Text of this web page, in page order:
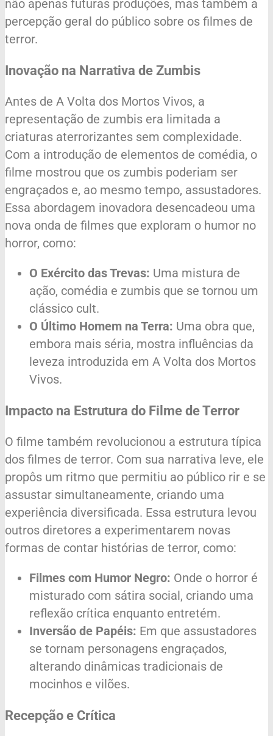
não apenas futuras produções, mas também a
percepção geral do público sobre os filmes de
terror.
Inovação na Narrativa de Zumbis
Antes de A Volta dos Mortos Vivos, a
representação de zumbis era limitada a
criaturas aterrorizantes sem complexidade.
Com a introdução de elementos de comédia, o
filme mostrou que os zumbis poderiam ser
engraçados e, ao mesmo tempo, assustadores.
Essa abordagem inovadora desencadeou uma
nova onda de filmes que exploram o humor no
horror, como:
O Exército das Trevas: Uma mistura de
ação, comédia e zumbis que se tornou um
clássico cult.
O Último Homem na Terra: Uma obra que,
embora mais séria, mostra influências da
leveza introduzida em A Volta dos Mortos
Vivos.
Impacto na Estrutura do Filme de Terror
O filme também revolucionou a estrutura típica
dos filmes de terror. Com sua narrativa leve, ele
propôs um ritmo que permitiu ao público rir e se
assustar simultaneamente, criando uma
experiência diversificada. Essa estrutura levou
outros diretores a experimentarem novas
formas de contar histórias de terror, como:
Filmes com Humor Negro: Onde o horror é
misturado com sátira social, criando uma
reflexão crítica enquanto entretém.
Inversão de Papéis: Em que assustadores
se tornam personagens engraçados,
alterando dinâmicas tradicionais de
mocinhos e vilões.
Recepção e Crítica